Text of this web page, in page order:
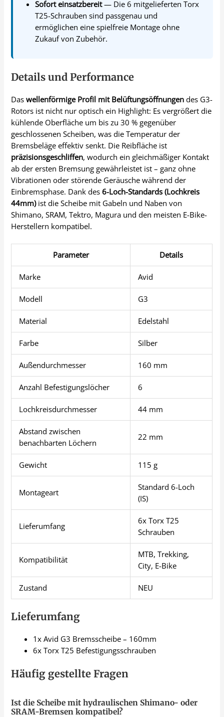
Sofort einsatzbereit— Die 6 mitgelieferten Torx
T25-Schrauben sind passgenau und
ermöglichen eine spielfreie Montage ohne
Zukauf von Zubehör.
Details und Performance
Daswellenförmige Profil mit Belüftungsöffnungen des G3-
Rotors ist nicht nur optisch ein Highlight: Es vergrößert die
kühlende Oberfläche um bis zu 30 % gegenüber
geschlossenen Scheiben, was die Temperatur der
Bremsbeläge effektiv senkt. Die Reibfläche ist
präzisionsgeschliffen, wodurch ein gleichmäßiger Kontakt
ab der ersten Bremsung gewährleistet ist – ganz ohne
Vibrationen oder störende Geräusche während der
Einbremsphase. Dank des6-Loch-Standards (Lochkreis
44mm)ist die Scheibe mit Gabeln und Naben von
Shimano, SRAM, Tektro, Magura und den meisten E-Bike-
Herstellern kompatibel.
Parameter Details
Marke Avid
Modell G3
Material Edelstahl
Farbe Silber
Außendurchmesser 160 mm
Anzahl Befestigungslöcher 6
Lochkreisdurchmesser 44 mm
Abstand zwischen
benachbarten Löchern
22 mm
Gewicht 115 g
Montageart
Standard 6-Loch
(IS)
Lieferumfang
6x Torx T25
Schrauben
Kompatibilität
MTB, Trekking,
City, E-Bike
Zustand NEU
Lieferumfang
1x Avid G3 Bremsscheibe – 160mm
6x Torx T25 Befestigungsschrauben
Häufig gestellte Fragen
Ist die Scheibe mit hydraulischen Shimano- oder
SRAM-Bremsen kompatibel?